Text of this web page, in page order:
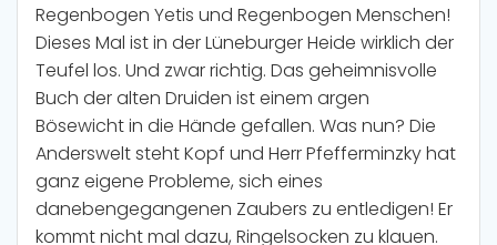
Regenbogen Yetis und Regenbogen Menschen!
Dieses Mal ist in der Lüneburger Heide wirklich der
Teufel los. Und zwar richtig. Das geheimnisvolle
Buch der alten Druiden ist einem argen
Bösewicht in die Hände gefallen. Was nun? Die
Anderswelt steht Kopf und Herr Pfefferminzky hat
ganz eigene Probleme, sich eines
danebengegangenen Zaubers zu entledigen! Er
kommt nicht mal dazu, Ringelsocken zu klauen.